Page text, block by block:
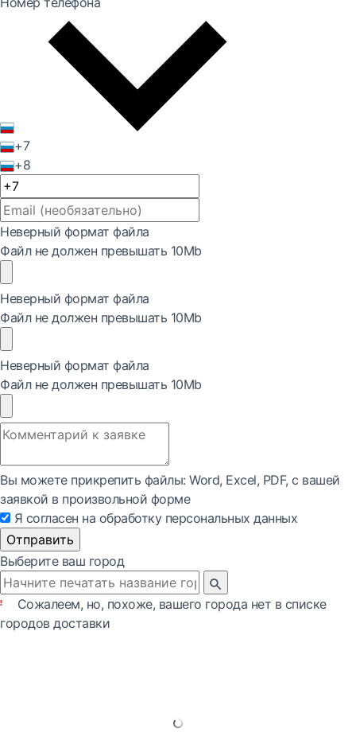
+7
+8
Неверный формат файла
Файл не должен превышать 10Mb
Неверный формат файла
Файл не должен превышать 10Mb
Неверный формат файла
Файл не должен превышать 10Mb
Вы можете прикрепить файлы: Word, Exсel, PDF, с вашей
заявкой в произвольной форме
Я согласен на обработку персональных данных
Отправить
Выберите ваш город
Сожалеем, но, похоже, вашего города нет в списке
городов доставки